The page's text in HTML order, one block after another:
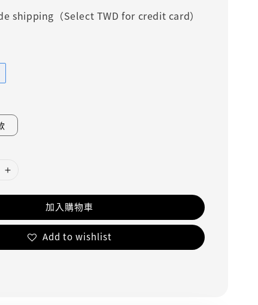
shipping（Select TWD for credit card）
加入購物車
Add to wishlist